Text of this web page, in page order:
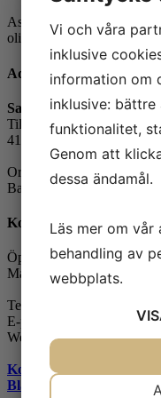
Asbest är hälsofarliga
olika byggprodukter
Adress
Safe Control
Tillgängligheten 1
417 10 Göteborg
Orgnr: 556604-7832
Bankgiro: 5104-8387
Kontakt
Öppettider:
Måndag-fredag: 07.30-16.00
Telefon: 031-65 64 70
E-post:
Webbshop:safecontrol.nu
Kontakta oss »
Blanketter »
Vi och våra
inklusive
information om
inklusive: bättre
funktionalitet,
Genom att
dessa ändamål.
Läs mer om vår
behandling av
webbplats.